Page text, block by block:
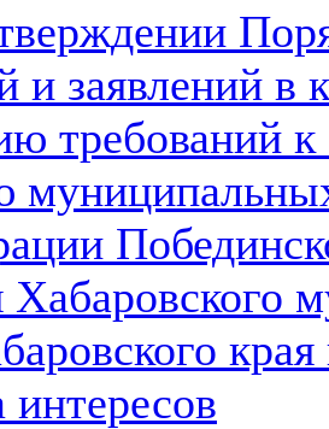
и заявлений в
требований
Хабаровского
интересов